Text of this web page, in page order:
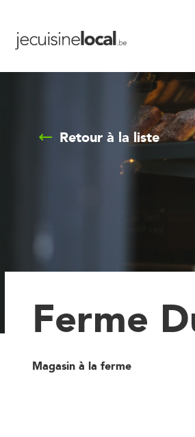
Retour à la liste
Ferme
Magasin à la ferme